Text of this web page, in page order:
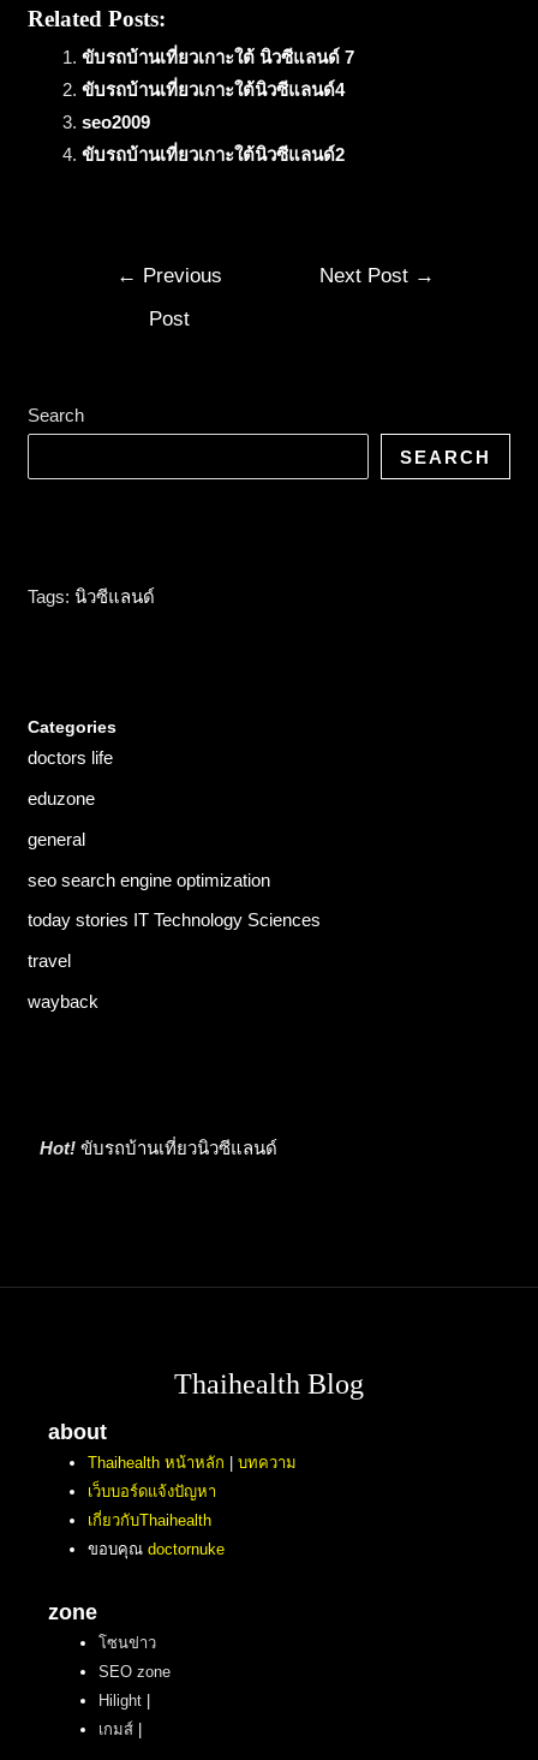
Related Posts:
ขับรถบ้านเที่ยวเกาะใต้ นิวซีแลนด์ 7
ขับรถบ้านเที่ยวเกาะใต้นิวซีแลนด์4
seo2009
ขับรถบ้านเที่ยวเกาะใต้นิวซีแลนด์2
← Previous
Post
Next Post →
Search
SEARCH
Tags:นิวซีแลนด์
Categories
doctors life
eduzone
general
seo search engine optimization
today stories IT Technology Sciences
travel
wayback
Hot! ขับรถบ้านเที่ยวนิวซีแลนด์
Thaihealth Blog
about
Thaihealth หน้าหลัก
บทความ
เว็บบอร์ดแจ้งปัญหา
เกี่ยวกับThaihealth
ขอบคุณ doctornuke
zone
โซนข่าว
SEO zone
Hilight
เกมส์